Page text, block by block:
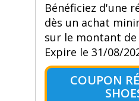
Bénéficiez d'une
dès un achat
sur le montant
Expire le 31/08/
COUPON